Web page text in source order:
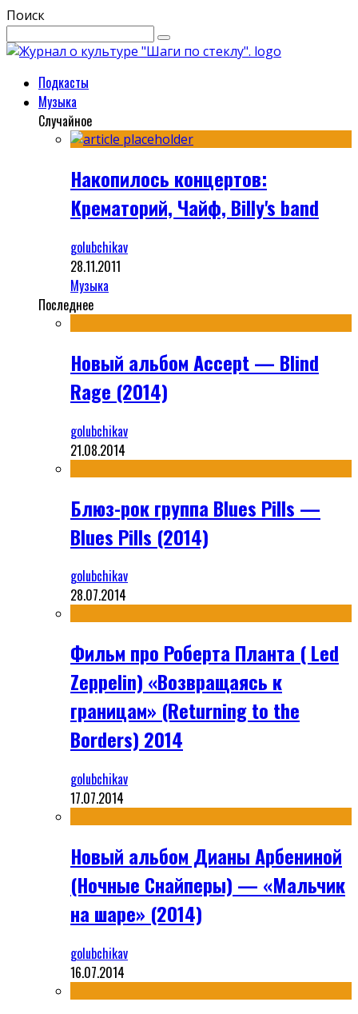
Поиск
Подкасты
Музыка
Случайное
Накопилось концертов:
Крематорий, Чайф, Billy's band
golubchikav
28.11.2011
Музыка
Последнее
Новый альбом Accept — Blind
Rage (2014)
golubchikav
21.08.2014
Блюз-рок группа Blues Pills —
Blues Pills (2014)
golubchikav
28.07.2014
Фильм про Роберта Планта ( Led
Zeppelin) «Возвращаясь к
границам» (Returning to the
Borders) 2014
golubchikav
17.07.2014
Новый альбом Дианы Арбениной
(Ночные Снайперы) — «Мальчик
на шаре» (2014)
golubchikav
16.07.2014